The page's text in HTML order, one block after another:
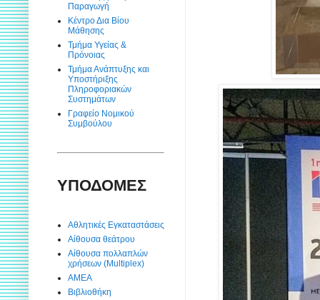
Παραγωγή
Κέντρο Δια Βίου
Μάθησης
Τμήμα Υγείας &
Πρόνοιας
Τμήμα Ανάπτυξης και
Υποστήριξης
Πληροφοριακών
Συστημάτων
Γραφείο Νομικού
Συμβούλου
ΥΠΟΔΟΜΕΣ
Αθλητικές Εγκαταστάσεις
Αίθουσα θεάτρου
Αίθουσα πολλαπλών
χρήσεων (Multiplex)
ΑΜΕΑ
Βιβλιοθήκη